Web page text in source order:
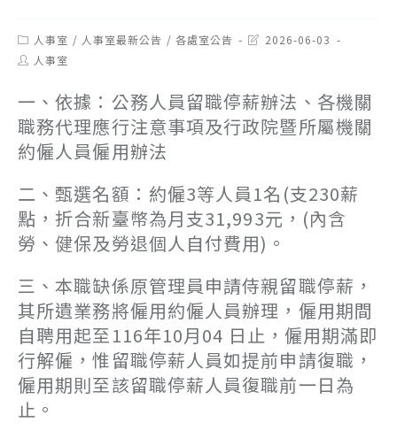
Post
category:
人事室 / 人事室最新公告 / 各處室公告
Post2026-06-03
Post人事室
一、依據：公務人員留職停薪辦法、各機關
職務代理應行注意事項及行政院暨所屬機關
約僱人員僱用辦法
二、甄選名額：約僱3等人員1名(支230薪
點，折合新臺幣為月支31,993元，(內含
勞、健保及勞退個人自付費用)。
三、本職缺係原管理員申請侍親留職停薪，
其所遺業務將僱用約僱人員辦理，僱用期間
自聘用起至116年10月04 日止，僱用期滿即
行解僱，惟留職停薪人員如提前申請復職，
僱用期則至該留職停薪人員復職前一日為
止。